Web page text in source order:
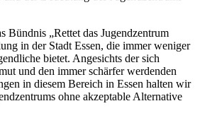
Bündnis „Rettet das Jugendzentrum
in der Stadt Essen, die immer weniger
bietet. Angesichts der sich
und den immer schärfer werdenden
in diesem Bereich in Essen halten wir
ohne akzeptable Alternative